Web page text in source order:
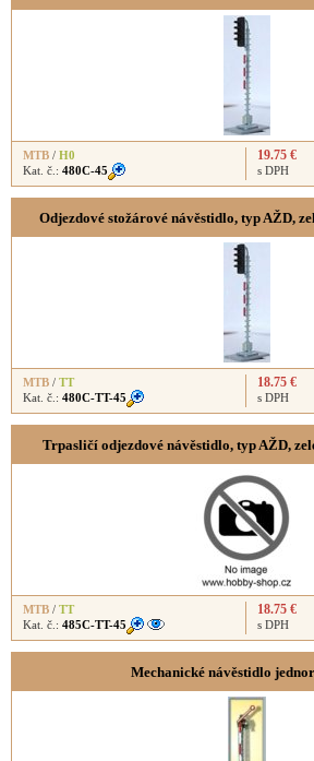
MTB / H0
Kat. č.: 480C-45
19.75 €
s DPH
Odjezdové stožárové návěstidlo, typ AŽD,
MTB / TT
Kat. č.: 480C-TT-45
18.75 €
s DPH
Trpasličí odjezdové návěstidlo, typ AŽD,
MTB / TT
Kat. č.: 485C-TT-45
18.75 €
s DPH
Mechanické návěstidlo